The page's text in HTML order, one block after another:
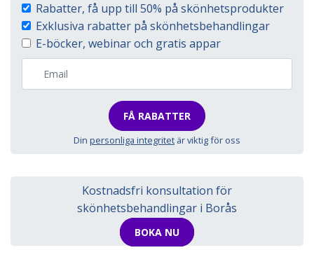
Rabatter, få upp till 50% på skönhetsprodukter
Exklusiva rabatter på skönhetsbehandlingar
E-böcker, webinar och gratis appar
FÅ RABATTER
Din personliga integritet är viktig för oss
Kostnadsfri konsultation för
skönhetsbehandlingar i Borås
BOKA NU